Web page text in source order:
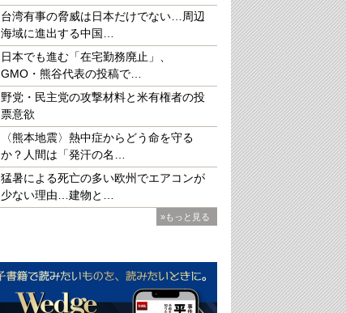
台湾有事の脅威は日本だけでない…周辺
海域に進出する中国…
日本でも進む「在宅勤務廃止」、
GMO・熊谷代表の投稿で…
野党・民主党の攻撃材料と米有権者の投
票意欲
〈熊本地震〉熱中症からどう命を守る
か？人間は「発汗の名…
猛暑による死亡の多い欧州でエアコンが
少ない理由…建物と…
»もっと見る